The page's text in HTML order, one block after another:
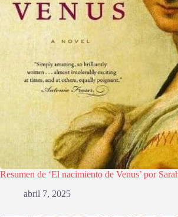
Resumen de ‘El nacimiento de Venus’ por
abril 7, 2025